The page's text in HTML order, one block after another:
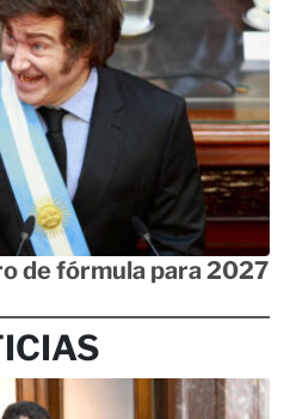
de fórmula para 2027